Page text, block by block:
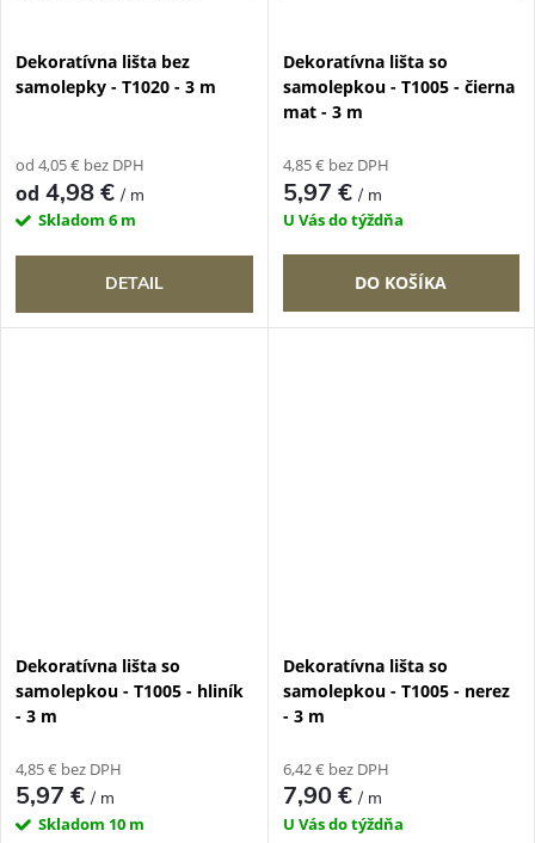
Dekoratívna lišta bez
samolepky - T1020 - 3 m
od 4,05 € bez DPH
od 4,98 €/ m
Skladom 6 m
DETAIL
Dekoratívna lišta so
samolepkou - T1005 - čierna
mat - 3 m
4,85 € bez DPH
5,97 €/ m
U Vás do týždňa
DO KOŠÍKA
Dekoratívna lišta so
samolepkou - T1005 - hliník
- 3 m
4,85 € bez DPH
5,97 €/ m
Skladom 10 m
Dekoratívna lišta so
samolepkou - T1005 - nerez
- 3 m
6,42 € bez DPH
7,90 €/ m
U Vás do týždňa